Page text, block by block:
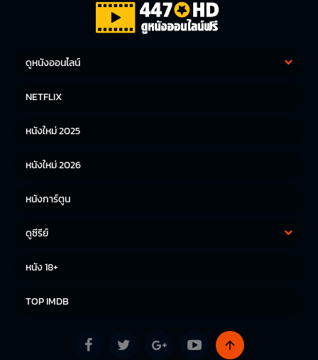
ดูหนังออนไลน์
หนังญี่ปุ่น
NETFLIX
หนังใหม่ 2025
หนังใหม่ 2026
หนังการ์ตูน
ดูซีรีย์
หนัง 18+
TOP IMDB